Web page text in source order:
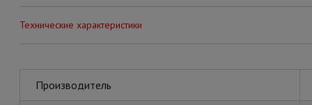
Технические характеристики
Производитель